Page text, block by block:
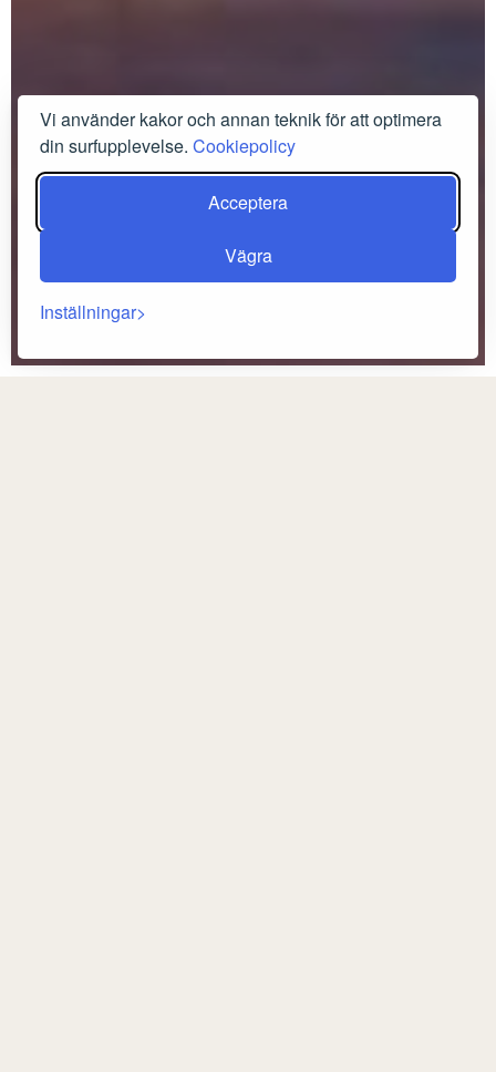
Vi använder kakor och annan teknik för att optimera
din surfupplevelse. Cookiepolicy
Acceptera
Vägra
Inställningar